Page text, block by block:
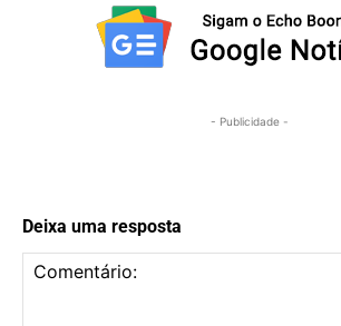
- Publicidade -
Deixa uma resposta